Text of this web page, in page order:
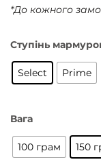
*До кожного
Ступінь
Select Prime
Вага
100 грам 150